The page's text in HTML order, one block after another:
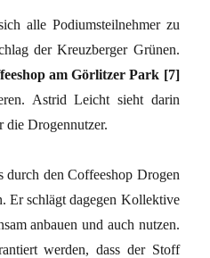
alle Podiumsteilnehmer zu
der Kreuzberger Grünen.
am Görlitzer Park [7]
Astrid Leicht sieht darin
die Drogennutzer.
durch den Coffeeshop Drogen
Er schlägt dagegen Kollektive
anbauen und auch nutzen.
werden, dass der Stoff